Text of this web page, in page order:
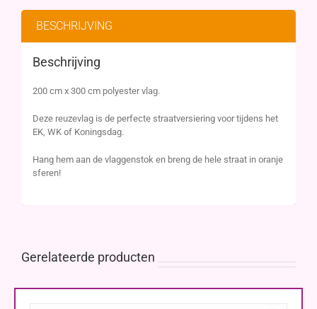
BESCHRIJVING
Beschrijving
200 cm x 300 cm polyester vlag.
Deze reuzevlag is de perfecte straatversiering voor tijdens het
EK, WK of Koningsdag.
Hang hem aan de vlaggenstok en breng de hele straat in oranje
sferen!
Gerelateerde producten